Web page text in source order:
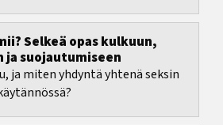
Selkeä opas kulkuun,
ja suojautumiseen
ja miten yhdyntä yhtenä seksin